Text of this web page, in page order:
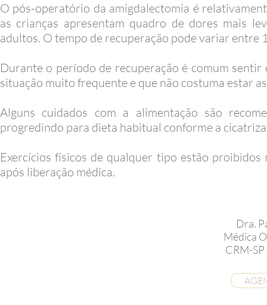
O pós-operatório da amigdalectomia é
as crianças apresentam quadro de dores mais
adultos. O tempo de recuperação pode variar entre
Durante o período de recuperação é comum
situação muito frequente e que não costuma estar
Alguns cuidados com a alimentação são
progredindo para dieta habitual conforme a
Exercícios físicos de qualquer tipo estão
após liberação médica.
Dra.
Médica
CRM-